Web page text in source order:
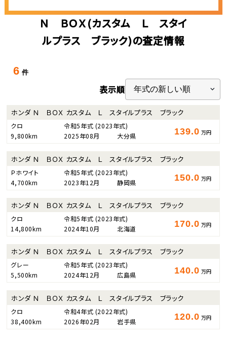
Ｎ ＢＯＸ(カスタム Ｌ スタイ
ルプラス ブラック)の査定情報
6 件
表示順
ホンダ Ｎ ＢＯＸ カスタム Ｌ スタイルプラス ブラック
クロ 令和5年式 (2023年式)
9,800km
2025年08月 大分県 139.0 万円
ホンダ Ｎ ＢＯＸ カスタム Ｌ スタイルプラス ブラック
Ｐホワイト 令和5年式 (2023年式)
4,700km
2023年12月 静岡県 150.0 万円
ホンダ Ｎ ＢＯＸ カスタム Ｌ スタイルプラス ブラック
クロ 令和5年式 (2023年式)
14,800km
2024年10月 北海道 170.0 万円
ホンダ Ｎ ＢＯＸ カスタム Ｌ スタイルプラス ブラック
グレー 令和5年式 (2023年式)
5,500km
2024年12月 広島県 140.0 万円
ホンダ Ｎ ＢＯＸ カスタム Ｌ スタイルプラス ブラック
クロ 令和4年式 (2022年式)
38,400km
2026年02月 岩手県 120.0 万円